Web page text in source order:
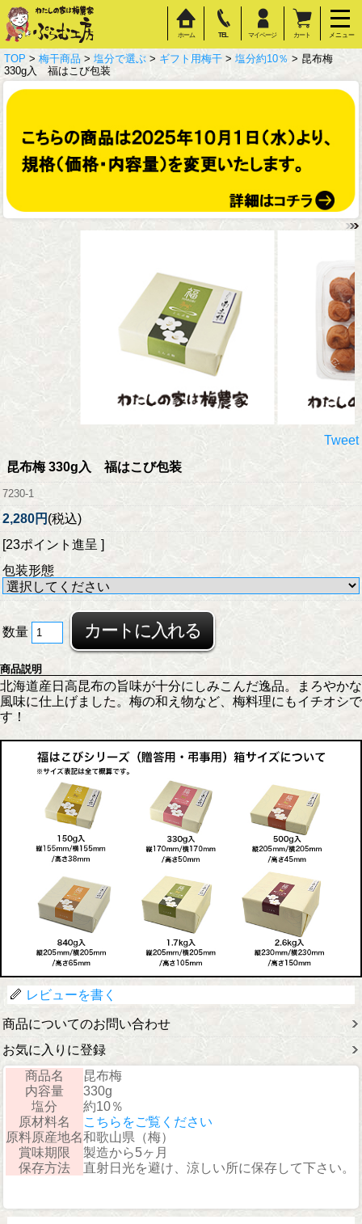
ホーム TEL マイページ カート メニュー
TOP > 梅干商品 > 塩分で選ぶ > ギフト用梅干 > 塩分約10％ > 昆布梅
330g入 福はこび包装
Tweet
昆布梅 330g入 福はこび包装
7230-1
2,280円 (税込)
[23ポイント進呈 ]
包装形態
数量
商品説明
北海道産日高昆布の旨味が十分にしみこんだ逸品。まろやかな
風味に仕上げました。梅の和え物など、梅料理にもイチオシで
す！
レビューを書く
商品についてのお問い合わせ
お気に入りに登録
商品名
昆布梅
内容量
330g
塩分
約10％
原材料名
こちらをご覧ください
原料原産地名和歌山県（梅）
賞味期限
製造から5ヶ月
保存方法
直射日光を避け、涼しい所に保存して下さい。